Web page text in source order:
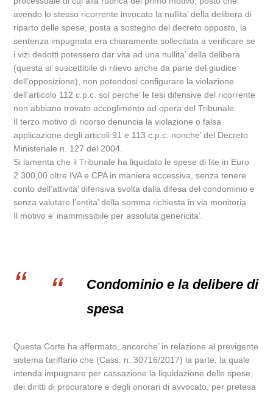
avendo lo stesso ricorrente invocato la nullita’ della delibera di
riparto delle spese, posta a sostegno del decreto opposto, la
sentenza impugnata era chiaramente sollecitata a verificare se
i vizi dedotti potessero dar vita ad una nullita’ della delibera
(questa si’ suscettibile di rilievo anche da parte del giudice
dell’opposizione), non potendosi configurare la violazione
dell’articolo 112 c.p.c. sol perche’ le tesi difensive del ricorrente
non abbiano trovato accoglimento ad opera del Tribunale.
Il terzo motivo di ricorso denuncia la violazione o falsa
applicazione degli articoli 91 e 113 c.p.c. nonche’ del Decreto
Ministeriale n. 127 del 2004.
Si lamenta che il Tribunale ha liquidato le spese di lite in Euro
2.300,00 oltre IVA e CPA in maniera eccessiva, senza tenere
conto dell’attivita’ difensiva svolta dalla difesa del condominio e
senza valutare l’entita’ della somma richiesta in via monitoria.
Il motivo e’ inammissibile per assoluta genericita’.
Condominio e la delibere di
spesa
Questa Corte ha affermato, ancorche’ in relazione al previgente
sistema tariffario che (Cass. n. 30716/2017) la parte, la quale
intenda impugnare per cassazione la liquidazione delle spese,
dei diritti di procuratore e degli onorari di avvocato, per pretesa